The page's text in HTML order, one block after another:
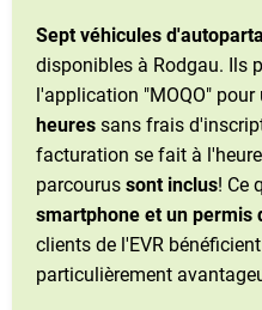
Sept véhicules
disponibles à Rodgau. Ils
l'application "MOQO" pour
heures sans frais
facturation se fait à
parcourus sont inclus! Ce
smartphone et un permis
clients de l'EVR
particulièrement